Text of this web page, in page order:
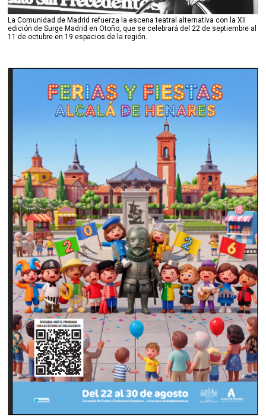
La Comunidad de Madrid refuerza la escena teatral alternativa con la XII
edición de Surge Madrid en Otoño, que se celebrará del 22 de septiembre al
11 de octubre en 19 espacios de la región.